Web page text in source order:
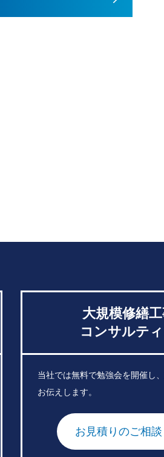
大規模修繕
コンサルテ
当社では無料で勉強会を開催し
お伝えします。
お見積りのご相談